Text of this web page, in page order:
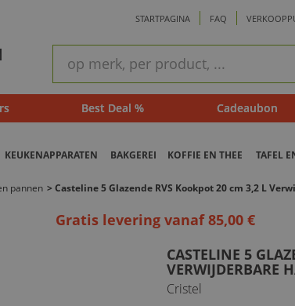
STARTPAGINA FAQ
zoeken
Best Deal % Cadeaubon
KEUKENAPPARATEN BAKGEREI KOFFIE EN THEE TAFEL
pannen > Casteline 5 Glazende RVS Kookpot 20 cm 3,2 L
Gratis levering vanaf 85,00 €
CASTELINE 5
VERWIJDERBARE
Cristel